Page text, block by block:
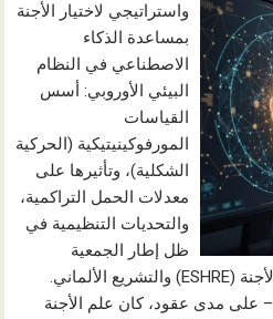
واستراتيجي لاختيار الأجنة
بمساعدة الذكاء
الاصطناعي في النظام
البيئي الأوروبي: أسس
القياسات
المورفوكينيتيكية (الحركية
الشكلية)، وتأثيرها على
معدلات الحمل التراكمية،
والتحديات التنظيمية في
ظل إطار الجمعية
الأوروبية لعلم التكاثر البشري والأجنة (ESHRE) والتشريع الألماني.
بقلم: إيهاب سلطان HoyLunes – على مدى عقود، كان علم الأجنة